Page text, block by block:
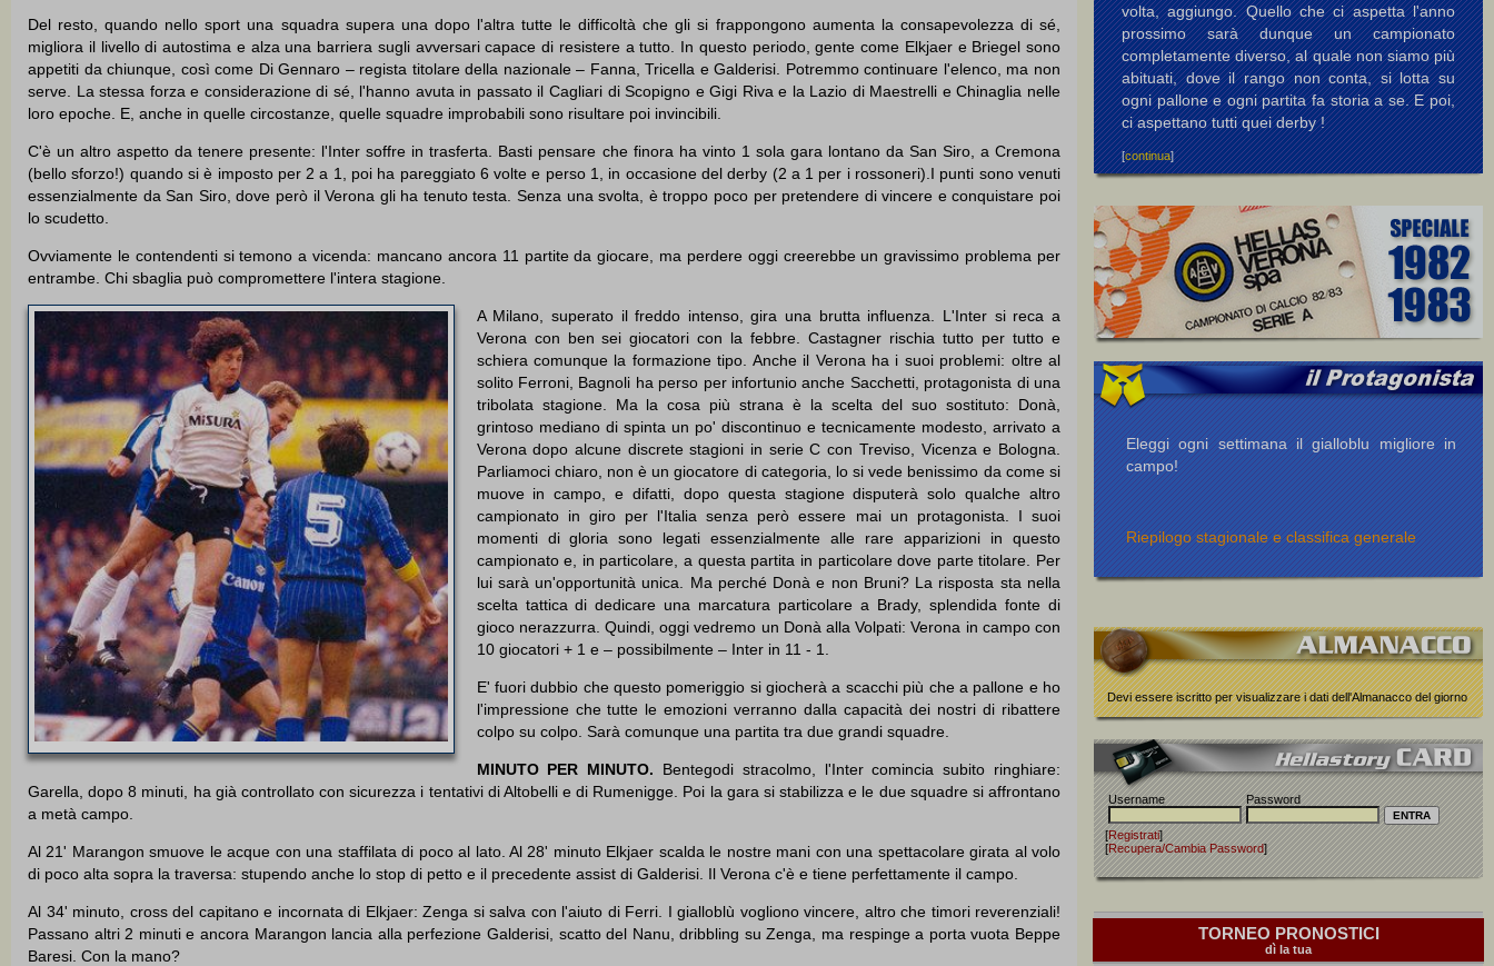
Del resto, quando nello sport una squadra supera una dopo l'altra tutte le difficoltà che gli si frappongono aumenta la consapevolezza di sé,
migliora il livello di autostima e alza una barriera sugli avversari capace di resistere a tutto. In questo periodo, gente come Elkjaer e Briegel sono
appetiti da chiunque, così come Di Gennaro – regista titolare della nazionale – Fanna, Tricella e Galderisi. Potremmo continuare l'elenco, ma non
serve. La stessa forza e considerazione di sé, l'hanno avuta in passato il Cagliari di Scopigno e Gigi Riva e la Lazio di Maestrelli e Chinaglia nelle
loro epoche. E, anche in quelle circostanze, quelle squadre improbabili sono risultare poi invincibili.
C'è un altro aspetto da tenere presente: l'Inter soffre in trasferta. Basti pensare che finora ha vinto 1 sola gara lontano da San Siro, a Cremona
(bello sforzo!) quando si è imposto per 2 a 1, poi ha pareggiato 6 volte e perso 1, in occasione del derby (2 a 1 per i rossoneri).I punti sono venuti
essenzialmente da San Siro, dove però il Verona gli ha tenuto testa. Senza una svolta, è troppo poco per pretendere di vincere e conquistare poi
lo scudetto.
Ovviamente le contendenti si temono a vicenda: mancano ancora 11 partite da giocare, ma perdere oggi creerebbe un gravissimo problema per
entrambe. Chi sbaglia può compromettere l'intera stagione.
A Milano, superato il freddo intenso, gira una brutta influenza. L'Inter si reca a
Verona con ben sei giocatori con la febbre. Castagner rischia tutto per tutto e
schiera comunque la formazione tipo. Anche il Verona ha i suoi problemi: oltre al
solito Ferroni, Bagnoli ha perso per infortunio anche Sacchetti, protagonista di una
tribolata stagione. Ma la cosa più strana è la scelta del suo sostituto: Donà,
grintoso mediano di spinta un po' discontinuo e tecnicamente modesto, arrivato a
Verona dopo alcune discrete stagioni in serie C con Treviso, Vicenza e Bologna.
Parliamoci chiaro, non è un giocatore di categoria, lo si vede benissimo da come si
muove in campo, e difatti, dopo questa stagione disputerà solo qualche altro
campionato in giro per l'Italia senza però essere mai un protagonista. I suoi
momenti di gloria sono legati essenzialmente alle rare apparizioni in questo
campionato e, in particolare, a questa partita in particolare dove parte titolare. Per
lui sarà un'opportunità unica. Ma perché Donà e non Bruni? La risposta sta nella
scelta tattica di dedicare una marcatura particolare a Brady, splendida fonte di
gioco nerazzurra. Quindi, oggi vedremo un Donà alla Volpati: Verona in campo con
10 giocatori + 1 e – possibilmente – Inter in 11 - 1.
E' fuori dubbio che questo pomeriggio si giocherà a scacchi più che a pallone e ho
l'impressione che tutte le emozioni verranno dalla capacità dei nostri di ribattere
colpo su colpo. Sarà comunque una partita tra due grandi squadre.
MINUTO PER MINUTO. Bentegodi stracolmo, l'Inter comincia subito ringhiare:
Garella, dopo 8 minuti, ha già controllato con sicurezza i tentativi di Altobelli e di Rumenigge. Poi la gara si stabilizza e le due squadre si affrontano
a metà campo.
Al 21' Marangon smuove le acque con una staffilata di poco al lato. Al 28' minuto Elkjaer scalda le nostre mani con una spettacolare girata al volo
di poco alta sopra la traversa: stupendo anche lo stop di petto e il precedente assist di Galderisi. Il Verona c'è e tiene perfettamente il campo.
Al 34' minuto, cross del capitano e incornata di Elkjaer: Zenga si salva con l'aiuto di Ferri. I gialloblù vogliono vincere, altro che timori reverenziali!
Passano altri 2 minuti e ancora Marangon lancia alla perfezione Galderisi, scatto del Nanu, dribbling su Zenga, ma respinge a porta vuota Beppe
Baresi. Con la mano?
volta, aggiungo. Quello che ci aspetta l'anno
prossimo sarà dunque un campionato
completamente diverso, al quale non siamo più
abituati, dove il rango non conta, si lotta su
ogni pallone e ogni partita fa storia a se. E poi,
ci aspettano tutti quei derby !
[continua]
Eleggi ogni settimana il gialloblu migliore in
campo!
Riepilogo stagionale e classifica generale
Devi essere iscritto per visualizzare i dati dell'Almanacco del giorno
Username Password
[Registrati]
[Recupera/Cambia Password]
TORNEO PRONOSTICI
dì la tua